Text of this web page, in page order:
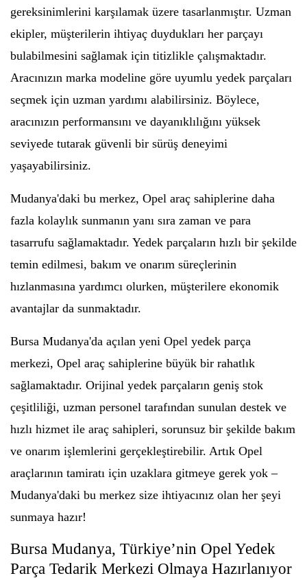
gereksinimlerini karşılamak üzere tasarlanmıştır. Uzman
ekipler, müşterilerin ihtiyaç duydukları her parçayı
bulabilmesini sağlamak için titizlikle çalışmaktadır.
Aracınızın marka modeline göre uyumlu yedek parçaları
seçmek için uzman yardımı alabilirsiniz. Böylece,
aracınızın performansını ve dayanıklılığını yüksek
seviyede tutarak güvenli bir sürüş deneyimi
yaşayabilirsiniz.
Mudanya'daki bu merkez, Opel araç sahiplerine daha
fazla kolaylık sunmanın yanı sıra zaman ve para
tasarrufu sağlamaktadır. Yedek parçaların hızlı bir şekilde
temin edilmesi, bakım ve onarım süreçlerinin
hızlanmasına yardımcı olurken, müşterilere ekonomik
avantajlar da sunmaktadır.
Bursa Mudanya'da açılan yeni Opel yedek parça
merkezi, Opel araç sahiplerine büyük bir rahatlık
sağlamaktadır. Orijinal yedek parçaların geniş stok
çeşitliliği, uzman personel tarafından sunulan destek ve
hızlı hizmet ile araç sahipleri, sorunsuz bir şekilde bakım
ve onarım işlemlerini gerçekleştirebilir. Artık Opel
araçlarının tamiratı için uzaklara gitmeye gerek yok –
Mudanya'daki bu merkez size ihtiyacınız olan her şeyi
sunmaya hazır!
Bursa Mudanya, Türkiye’nin Opel Yedek
Parça Tedarik Merkezi Olmaya Hazırlanıyor